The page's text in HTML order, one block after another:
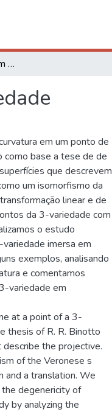
Projetivo de curvatura em pontos de uma 3-variedade
em um ponto de
como base a tese de de
que descrevem
um isomorfismo da
linear e de
da 3-variedade com
o estudo
imersa em
exemplos, analisando
e comentamos
variedade em
at a point of a 3-
thesis of R. R. Binotto
the projective.
of the Veronese s
and a translation. We
degenericity of
by analyzing the